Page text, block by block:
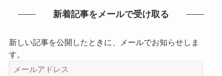
新着記事をメールで受け取る
新しい記事を公開したときに、メールでお知らせしま
す。
メ